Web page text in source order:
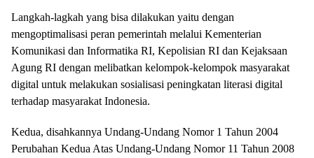
Langkah-lagkah yang bisa dilakukan yaitu dengan
mengoptimalisasi peran pemerintah melalui Kementerian
Komunikasi dan Informatika RI, Kepolisian RI dan Kejaksaan
Agung RI dengan melibatkan kelompok-kelompok masyarakat
digital untuk melakukan sosialisasi peningkatan literasi digital
terhadap masyarakat Indonesia.
Kedua, disahkannya Undang-Undang Nomor 1 Tahun 2004
Perubahan Kedua Atas Undang-Undang Nomor 11 Tahun 2008